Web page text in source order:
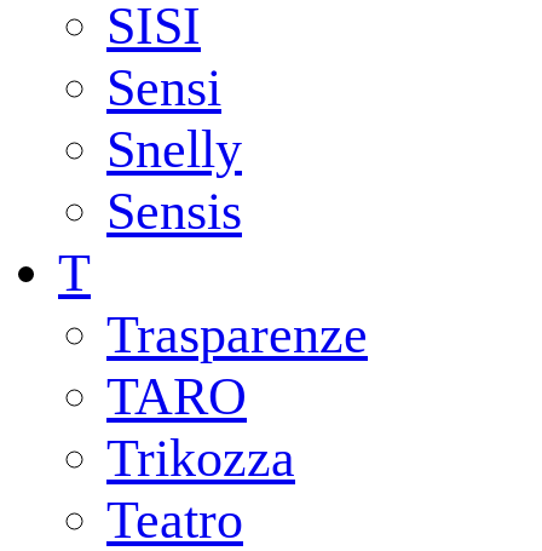
SISI
Sensi
Snelly
Sensis
T
Trasparenze
TARO
Trikozza
Teatro